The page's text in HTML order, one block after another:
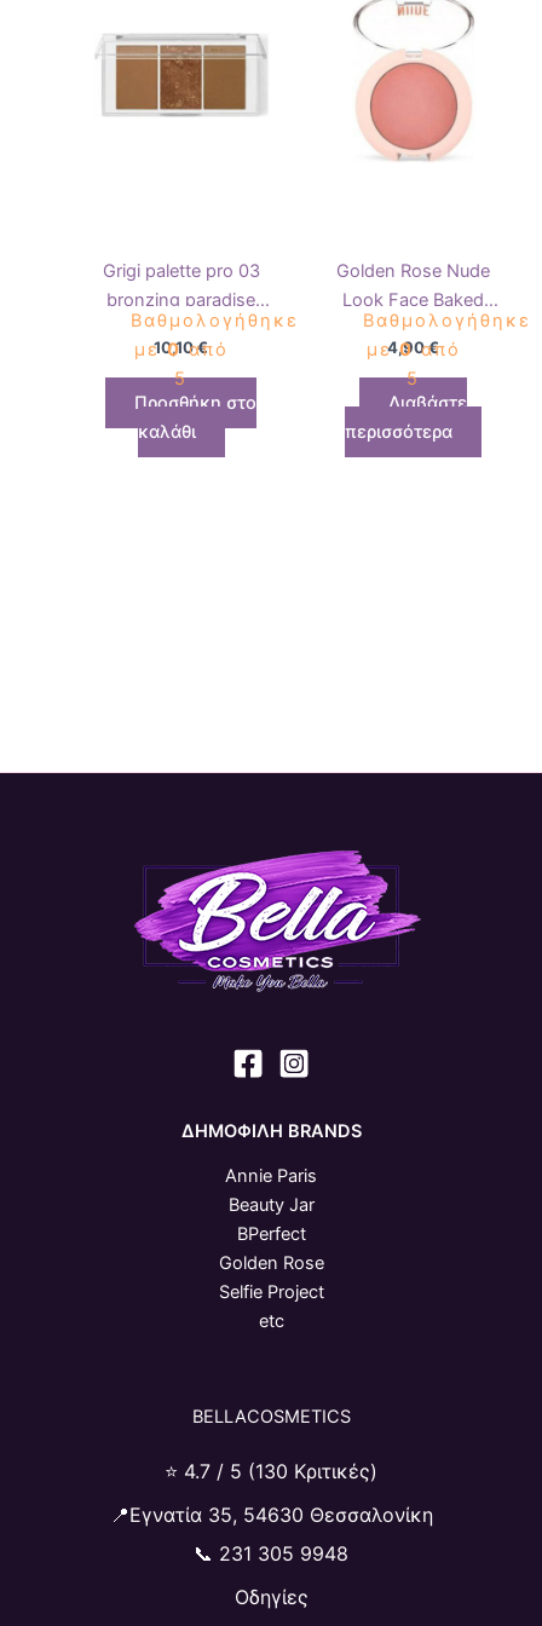
Grigi palette pro 03
bronzing paradise
21g
Βαθμολογήθηκε
με0από
5
10,10€
Προσθήκη στο
καλάθι
Golden Rose Nude
Look Face Baked
Blusher Peachy Nude
Βαθμολογήθηκε
με0από
5
4,90€
Διαβάστε
περισσότερα
ΔΗΜΟΦΙΛΗ BRANDS
Annie Paris
Beauty Jar
BPerfect
Golden Rose
Selfie Project
etc
BELLACOSMETICS
⭐ 4.7 / 5 (130 Κριτικές)
📍Εγνατία 35, 54630 Θεσσαλονίκη
📞 231 305 9948
Οδηγίες